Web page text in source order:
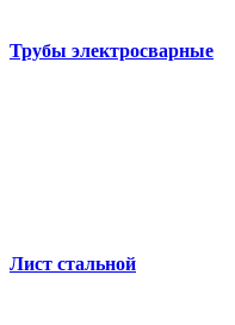
Трубы электросварные
Лист стальной